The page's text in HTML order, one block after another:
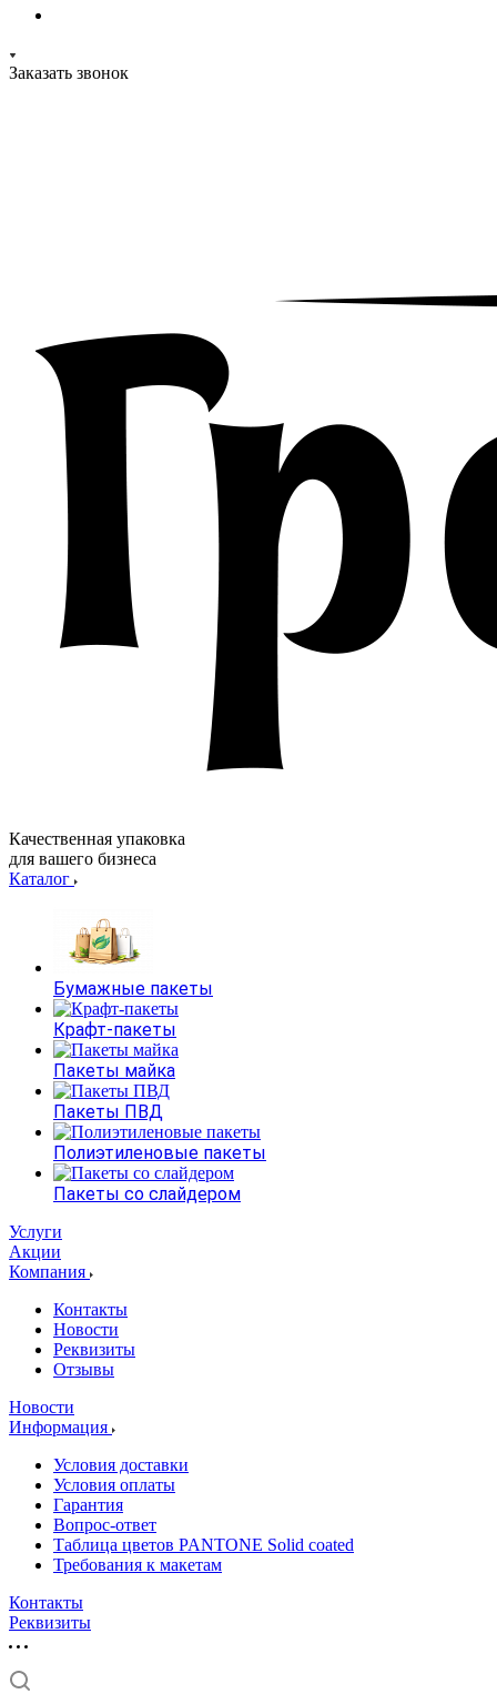
Заказать звонок
Качественная упаковка
для вашего бизнеса
Каталог
Бумажные пакеты
Крафт-пакеты
Пакеты майка
Пакеты ПВД
Полиэтиленовые пакеты
Пакеты со слайдером
Услуги
Акции
Компания
Контакты
Новости
Реквизиты
Отзывы
Новости
Информация
Условия доставки
Условия оплаты
Гарантия
Вопрос-ответ
Таблица цветов PANTONE Solid coated
Требования к макетам
Контакты
Реквизиты